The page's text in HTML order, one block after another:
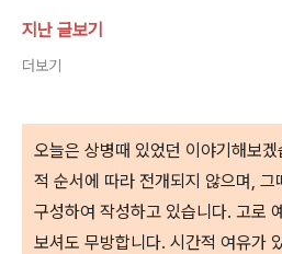
지난 글보기
더보기
오늘은 상병때 있었던 이야기해보겠
적 순서에 따라 전개되지 않으며,
구성하여 작성하고 있습니다. 고로
보셔도 무방합니다. 시간적 여유가